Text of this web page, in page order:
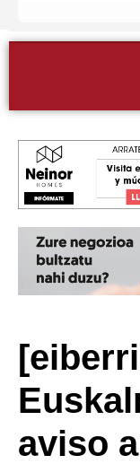
aviso